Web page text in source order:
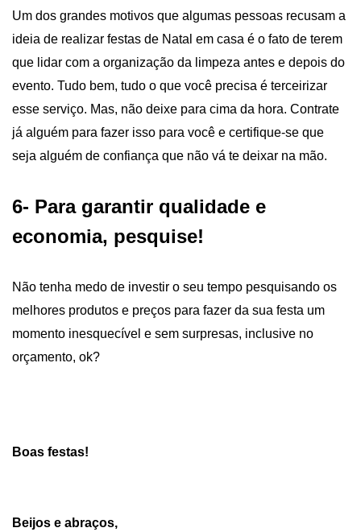
Um dos grandes motivos que algumas pessoas recusam a
ideia de realizar festas de Natal em casa é o fato de terem
que lidar com a organização da limpeza antes e depois do
evento. Tudo bem, tudo o que você precisa é terceirizar
esse serviço. Mas, não deixe para cima da hora. Contrate
já alguém para fazer isso para você e certifique-se que
seja alguém de confiança que não vá te deixar na mão.
6- Para garantir qualidade e
economia, pesquise!
Não tenha medo de investir o seu tempo pesquisando os
melhores produtos e preços para fazer da sua festa um
momento inesquecível e sem surpresas, inclusive no
orçamento, ok?
Boas festas!
Beijos e abraços,